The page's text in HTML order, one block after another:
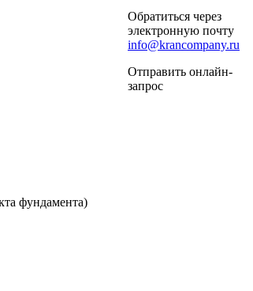
фундамента)
Обратиться через
электронную почту
info@krancompany.ru
Отправить онлайн-
запрос